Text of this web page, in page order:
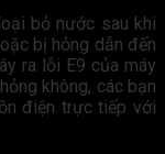
bỏ nước sau khi
bị hỏng dẫn đến
ra lỗi E9 của máy
không, các bạn
điện trực tiếp với